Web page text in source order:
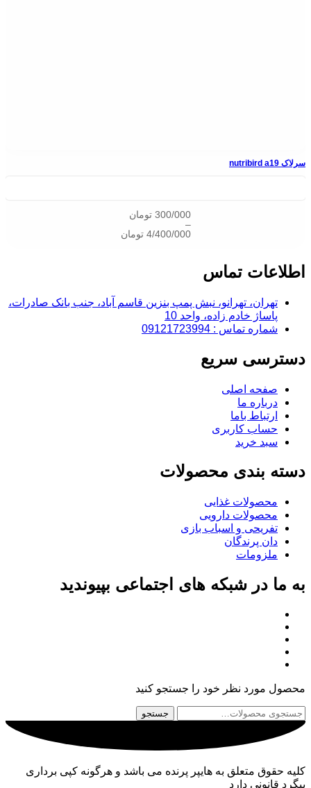
سرلاک nutribird a19
300/000 تومان
–
4/400/000 تومان
اطلاعات تماس
تهران، تهرانو، نبش پمپ بنزین قاسم آباد، جنب بانک صادرات،
پاساژ خادم زاده، واحد 10
شماره تماس : 09121723994
دسترسی سریع
صفحه اصلی
درباره ما
ارتباط باما
حساب کاربری
سبد خرید
دسته بندی محصولات
محصولات غذایی
محصولات دارویی
تفریحی و اسباب بازی
دان پرندگان
ملزومات
به ما در شبکه های اجتماعی بپیوندید
محصول مورد نظر خود را جستجو کنید
جستجو
برای:
جستجو
کلیه حقوق متعلق به هایپر پرنده می باشد و هرگونه کپی برداری
پیگرد قانونی دارد